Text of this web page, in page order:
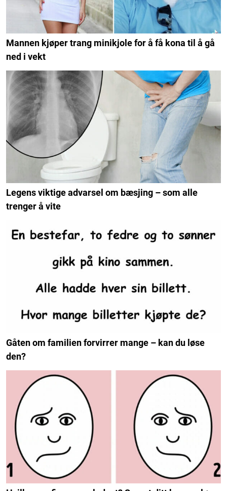
Mannen kjøper trang minikjole for å få kona til å gå
ned i vekt
Legens viktige advarsel om bæsjing – som alle
trenger å vite
Gåten om familien forvirrer mange – kan du løse
den?